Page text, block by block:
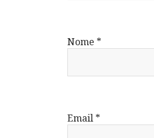
Nome *
Email *